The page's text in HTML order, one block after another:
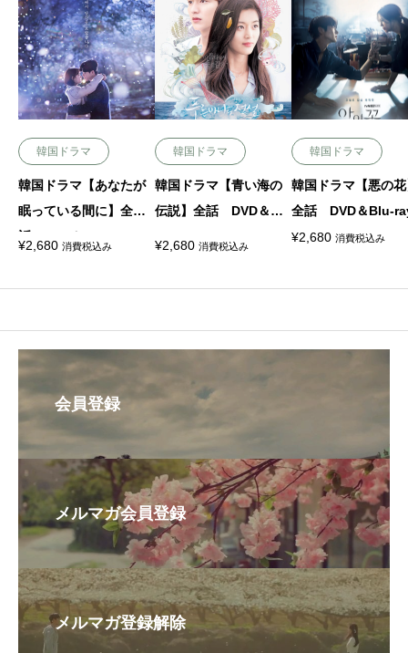
韓国ドラマ
韓国ドラマ【あなたが
眠っている間に】全
話 DVD＆Blu-ray
¥2,680 消費税込み
韓国ドラマ
韓国ドラマ【青い海の
伝説】全話 DVD＆Blu
¥2,680 消費税込み
韓国ドラマ
韓国ドラマ【悪の
全話 DVD＆Blu-
¥2,680 消費税込み
会員登録
メルマガ会員登録
メルマガ登録解除